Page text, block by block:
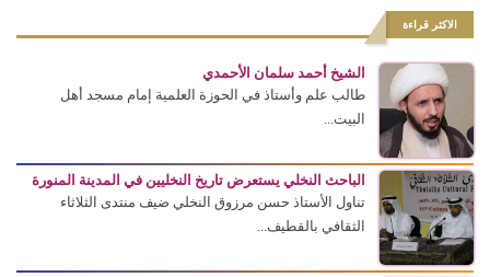
الاكثر قراءة
الشيخ أحمد سلمان الأحمدي
طالب علم وأستاذ في الحوزة العلمية إمام مسجد أهل
البيت...
الباحث النخلي يستعرض تاريخ النخليين في المدينة المنورة
تناول الأستاذ حسن مرزوق النخلي ضيف منتدى الثلاثاء
الثقافي بالقطيف...